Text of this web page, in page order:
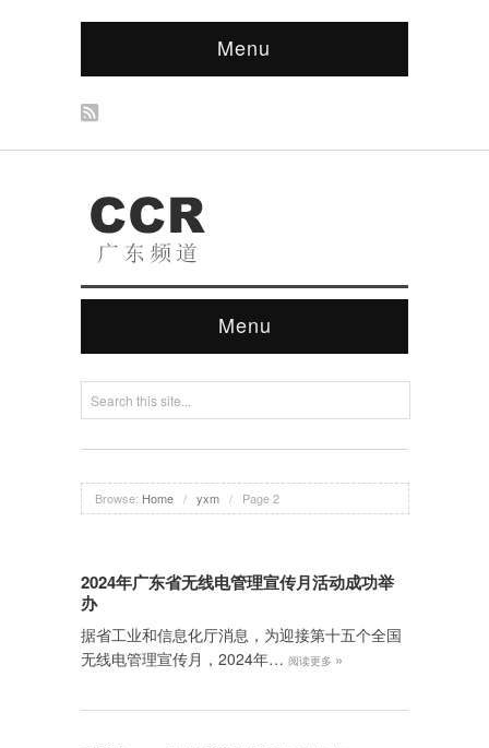
Menu
Menu
Browse: Home / yxm / Page 2
2024年广东省无线电管理宣传月活动成功举
办
据省工业和信息化厅消息，为迎接第十五个全国
无线电管理宣传月，2024年… 阅读更多 »